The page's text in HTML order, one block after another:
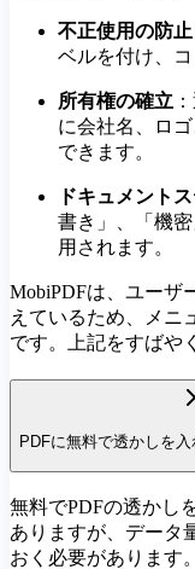
不正使用の防止
ベルを付け、コ
所有権の確立
に会社名、ロ
できます。
ドキュメント
書き」、「機
用されます。
MobiPDFは、ユーザ
えているため、メニ
です。上記をすばや
PDFに無料で透かしを
無料でPDFの透かし
ありますが、データ
おく必要があります。